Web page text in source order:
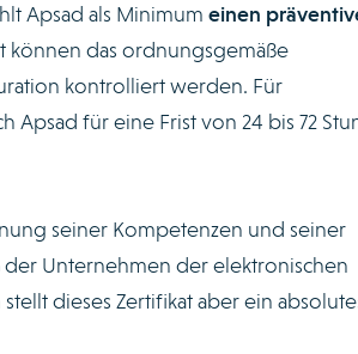
Apsad als Minimum einen
können das ordnungsgemäße
kontrolliert werden. Für
Apsad für eine Frist von 24 bis 72
seiner Kompetenzen und seiner
Unternehmen der elektronischen
dieses Zertifikat aber ein